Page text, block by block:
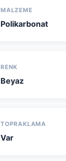
MALZEME
Polikarbonat
RENK
Beyaz
TOPRAKLAMA
Var